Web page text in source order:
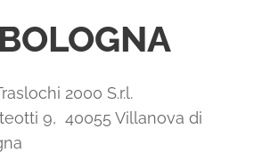
BOLOGNA
2000 S.r.l.
9, 40055 Villanova di